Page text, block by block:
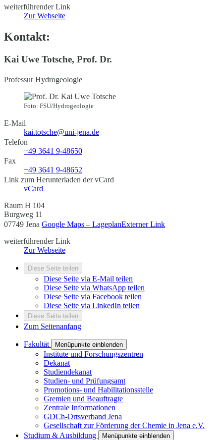
weiterführender Link
Zur Webseite
Kontakt:
Kai Uwe Totsche, Prof. Dr.
Professur Hydrogeologie
Foto: FSU/Hydrogeologie
E-Mail
kai.totsche@uni-jena.de
Telefon
+49 3641 9-48650
Fax
+49 3641 9-48652
Link zum Herunterladen der vCard
vCard
Raum H 104
Burgweg 11
07749 Jena Google Maps – LageplanExterner Link
weiterführender Link
Zur Webseite
Diese Seite teilen
Diese Seite via E-Mail teilen
Diese Seite via WhatsApp teilen
Diese Seite via Facebook teilen
Diese Seite via LinkedIn teilen
Diese Seite teilen
Zum Seitenanfang
Fakultät Menüpunkte einblenden
Institute und Forschungszentren
Dekanat
Studiendekanat
Studien- und Prüfungsamt
Promotions- und Habilitationsstelle
Gremien und Beauftragte
Zentrale Informationen
GDCh-Ortsverband Jena
Gesellschaft zur Förderung der Chemie in Jena e.V.
Studium & Ausbildung
Menüpunkte einblenden